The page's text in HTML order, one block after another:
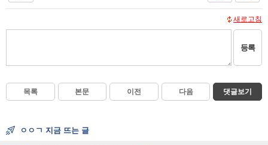
새로고침
등록
목록 본문 이전 다음 댓글보기
ㅇㅇㄱ 지금 뜨는 글